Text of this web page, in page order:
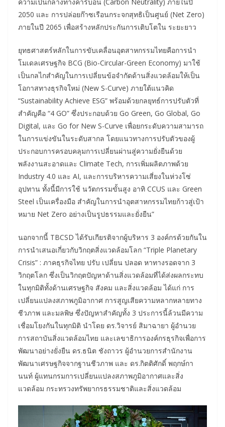
2050 และ การปล่อยก๊าซเรือนกระจกสุทธิเป็นศูนย์ (Net Zero)
ภายในปี 2065 เพื่อสร้างหลักประกันการเติบโตใน ระยะยาว
ยุทธศาสตร์หลักในการขับเคลื่อนอุตสาหกรรมไทยคือการนำ
โมเดลเศรษฐกิจ BCG (Bio-Circular-Green Economy) มาใช้
เป็นกลไกสำคัญในการเปลี่ยนข้อจำกัดด้านสิ่งแวดล้อมให้เป็น
โอกาสทางธุรกิจใหม่ (New S-Curve) ภายใต้แนวคิด
“Sustainability Achieve ESG” พร้อมด้วยกลยุทธ์การปรับตัวที่
สำคัญคือ “4 GO” ซึ่งประกอบด้วย Go Green, Go Global, Go
Digital, และ Go for New S-Curve เพื่อยกระดับความสามารถ
ในการแข่งขันในระดับสากล โดยแนวทางการปรับตัวของผู้
ประกอบการครอบคลุมการเปลี่ยนผ่านสู่ความยั่งยืนด้วย
พลังงานสะอาดและ Climate Tech, การเพิ่มผลิตภาพด้วย
Industry 4.0 และ AI, และการบริหารความเสี่ยงในห่วงโซ่
อุปทาน ทั้งนี้มีการใช้ นวัตกรรมขั้นสูง อาทิ CCUS และ Green
Steel เป็นเครื่องมือ สำคัญในการนำอุตสาหกรรมไทยก้าวสู่เป้า
หมาย Net Zero อย่างเป็นรูปธรรมและยั่งยืน”
นอกจากนี้ TBCSD ได้รับเกียรติจากผู้บริหาร 3 องค์กรด้วยกันใน
การนำเสนอเกี่ยวกับวิกฤตสิ่งแวดล้อมโลก “Triple Planetary
Crisis” : ภาคธุรกิจไทย ปรับ เปลี่ยน ปลอด หาทางรอดจาก 3
วิกฤตโลก ซึ่งเป็นวิกฤตปัญหาด้านสิ่งแวดล้อมที่ได้ส่งผลกระทบ
ในทุกมิติทั้งด้านเศรษฐกิจ สังคม และสิ่งแวดล้อม ได้แก่ การ
เปลี่ยนแปลงสภาพภูมิอากาศ การสูญเสียความหลากหลายทาง
ชีวภาพ และมลพิษ ซึ่งปัญหาสำคัญทั้ง 3 ประการนี้ล้วนมีความ
เชื่อมโยงกันในทุกมิติ นำโดย ดร.วิจารย์ สิมาฉายา ผู้อำนวย
การสถาบันสิ่งแวดล้อมไทย และเลขาธิการองค์กรธุรกิจเพื่อการ
พัฒนาอย่างยั่งยืน ดร.ธนิต ชังถาวร ผู้อำนวยการสำนักงาน
พัฒนาเศรษฐกิจจากฐานชีวภาพ และ ดร.กิตติศักดิ์ พฤกษ์กา
นนท์ ผู้แทนกรมการเปลี่ยนแปลงสภาพภูมิอากาศและสิ่ง
แวดล้อม กระทรวงทรัพยากรธรรมชาติและสิ่งแวดล้อม